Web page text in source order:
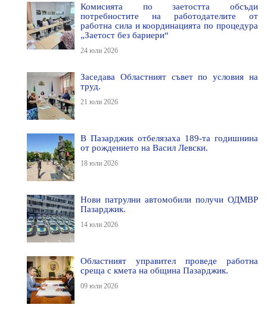
Комисията по заетостта обсъди
потребностите на работодателите от
работна сила и координацията по процедура
„Заетост без бариери“
24 юли 2026
Заседава Областният съвет по условия на
труд.
21 юли 2026
В Пазарджик отбелязаха 189-та годишнина
от рождението на Васил Левски.
18 юли 2026
Нови патрулни автомобили получи ОДМВР
Пазарджик.
14 юли 2026
Областният управител проведе работна
среща с кмета на община Пазарджик.
09 юли 2026